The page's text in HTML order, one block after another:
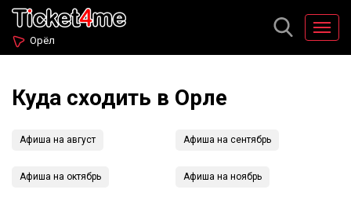
Орёл
Куда сходить в Орле
Афиша на август Афиша на сентябрь
Афиша на октябрь Афиша на ноябрь